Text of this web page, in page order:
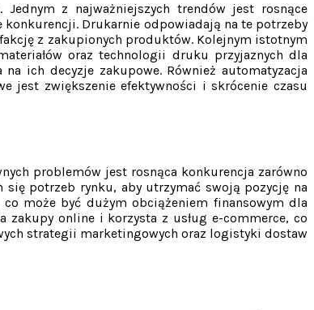
z najważniejszych trendów jest rosnące
Drukarnie odpowiadają na te potrzeby
z zakupionych produktów. Kolejnym istotnym
oraz technologii druku przyjaznych dla
ich decyzje zakupowe. Również automatyzacja
jest zwiększenie efektywności i skrócenie czasu
problemów jest rosnąca konkurencja zarówno
potrzeb rynku, aby utrzymać swoją pozycję na
może być dużym obciążeniem finansowym dla
online i korzysta z usług e-commerce, co
strategii marketingowych oraz logistyki dostaw